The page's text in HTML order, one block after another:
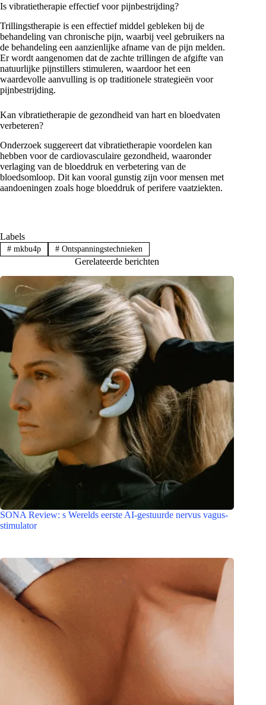
Is vibratietherapie effectief voor pijnbestrijding?
Trillingstherapie is een effectief middel gebleken bij de
behandeling van chronische pijn, waarbij veel gebruikers na
de behandeling een aanzienlijke afname van de pijn melden.
Er wordt aangenomen dat de zachte trillingen de afgifte van
natuurlijke pijnstillers stimuleren, waardoor het een
waardevolle aanvulling is op traditionele strategieën voor
pijnbestrijding.
Kan vibratietherapie de gezondheid van hart en bloedvaten
verbeteren?
Onderzoek suggereert dat vibratietherapie voordelen kan
hebben voor de cardiovasculaire gezondheid, waaronder
verlaging van de bloeddruk en verbetering van de
bloedsomloop. Dit kan vooral gunstig zijn voor mensen met
aandoeningen zoals hoge bloeddruk of perifere vaatziekten.
Labels
#mkbu4p #Ontspanningstechnieken
Gerelateerde berichten
SONA Review: s Werelds eerste AI-gestuurde nervus vagus-
stimulator